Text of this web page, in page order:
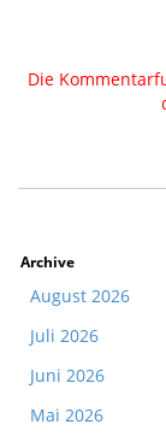
Die
Archive
August 2026
Juli 2026
Juni 2026
Mai 2026